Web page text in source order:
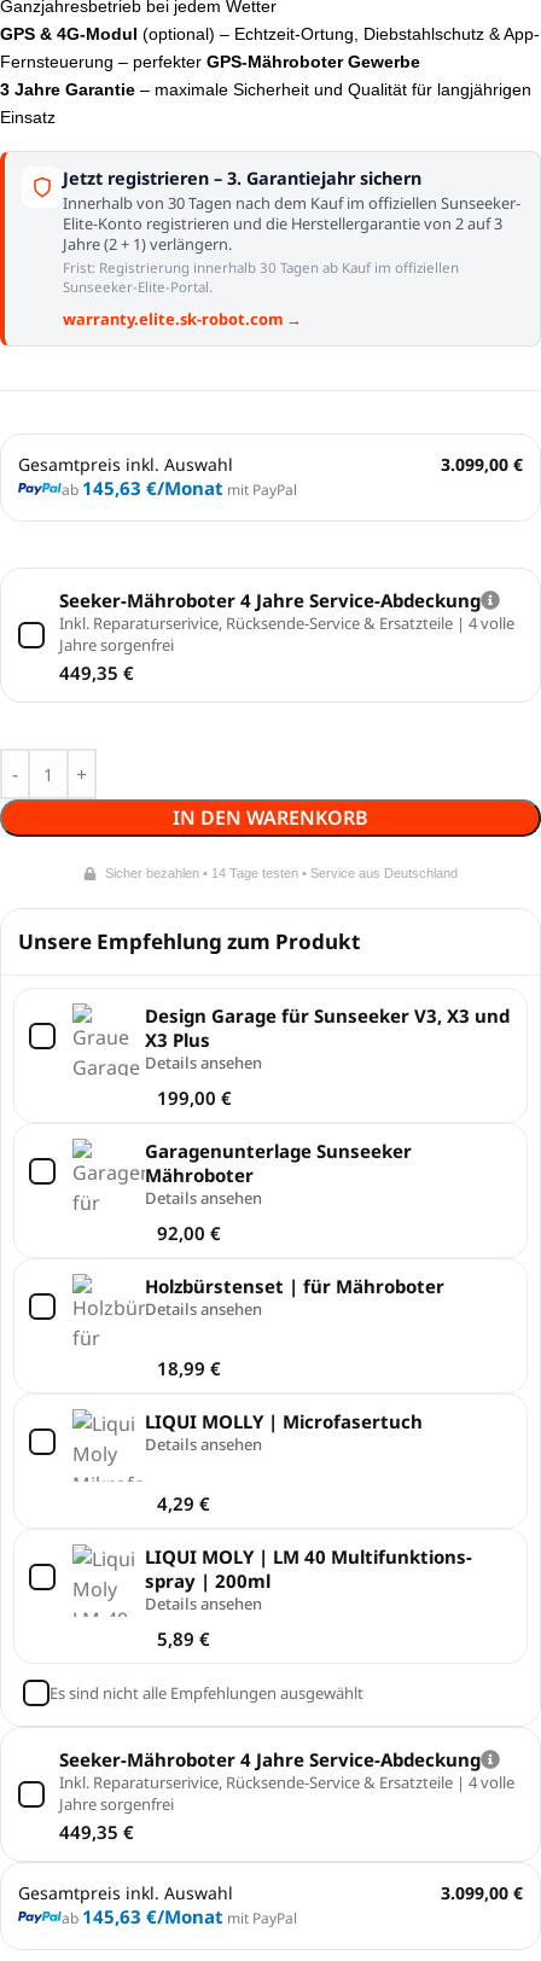
Ganzjahresbetrieb bei jedem Wetter
GPS & 4G-Modul (optional) – Echtzeit-Ortung, Diebstahlschutz & App-
Fernsteuerung – perfekter GPS-Mähroboter Gewerbe
3 Jahre Garantie – maximale Sicherheit und Qualität für langjährigen
Einsatz
Jetzt registrieren – 3. Garantiejahr sichern
Innerhalb von 30 Tagen nach dem Kauf im offiziellen Sunseeker-
Elite-Konto registrieren und die Herstellergarantie von 2 auf 3
Jahre (2 + 1) verlängern.
Frist: Registrierung innerhalb 30 Tagen ab Kauf im offiziellen
Sunseeker-Elite-Portal.
warranty.elite.sk-robot.com →
Gesamtpreis inkl. Auswahl
ab 145,63 €/Monat mit PayPal
3.099,00 €
Seeker-Mähroboter 4 Jahre Service-Abdeckung
Inkl. Reparaturserivice, Rücksende-Service & Ersatzteile | 4 volle
Jahre sorgenfrei
449,35 €
IN DEN WARENKORB
Sicher bezahlen • 14 Tage testen • Service aus Deutschland
Unsere Empfehlung zum Produkt
Design Garage für Sunseeker V3, X3 und
X3 Plus
Details ansehen
199,00 €
Garagenunterlage Sunseeker
Mähroboter
Details ansehen
92,00 €
Holzbürstenset | für Mähroboter
Details ansehen
18,99 €
LIQUI MOLLY | Microfasertuch
Details ansehen
4,29 €
LIQUI MOLY | LM 40 Multi­funk­ti­ons­
spray | 200ml
Details ansehen
5,89 €
Es sind nicht alle Empfehlungen ausgewählt
Seeker-Mähroboter 4 Jahre Service-Abdeckung
Inkl. Reparaturserivice, Rücksende-Service & Ersatzteile | 4 volle
Jahre sorgenfrei
449,35 €
Gesamtpreis inkl. Auswahl
ab 145,63 €/Monat mit PayPal
3.099,00 €